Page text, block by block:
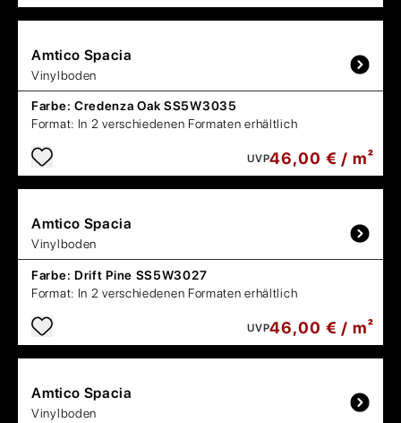
Amtico Spacia
Vinylboden
Farbe: Credenza Oak SS5W3035
Format: In 2 verschiedenen Formaten erhältlich
UVP46,00 € / m²
Amtico Spacia
Vinylboden
Farbe: Drift Pine SS5W3027
Format: In 2 verschiedenen Formaten erhältlich
UVP46,00 € / m²
Amtico Spacia
Vinylboden